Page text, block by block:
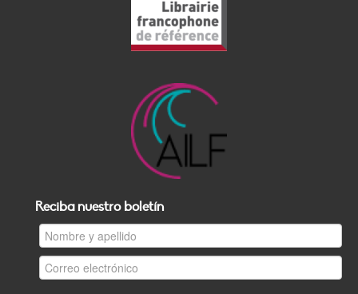
Reciba nuestro boletín